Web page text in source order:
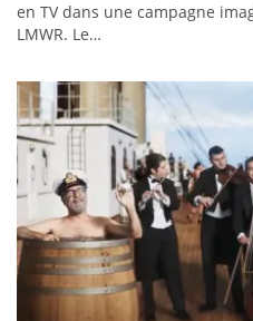
en TV dans une campagne
LMWR. Le…